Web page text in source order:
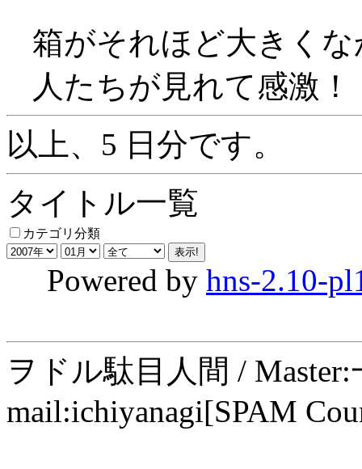
箱がそれほど大きく
人たちが見れて感激！
以上、5 日分です。
タイトル一覧
カテゴリ分類
Powered by hns-2.10-
ヲドル駄目人間 /
mail:ichiyanagi[SPAM